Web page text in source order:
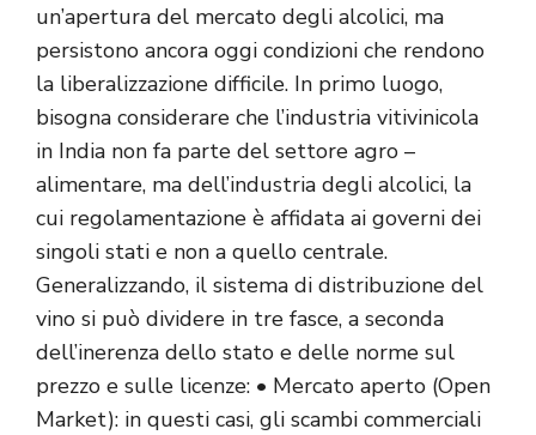
un’apertura del mercato degli alcolici, ma
persistono ancora oggi condizioni che rendono
la liberalizzazione difficile. In primo luogo,
bisogna considerare che l’industria vitivinicola
in India non fa parte del settore agro –
alimentare, ma dell’industria degli alcolici, la
cui regolamentazione è affidata ai governi dei
singoli stati e non a quello centrale.
Generalizzando, il sistema di distribuzione del
vino si può dividere in tre fasce, a seconda
dell’inerenza dello stato e delle norme sul
prezzo e sulle licenze: • Mercato aperto (Open
Market): in questi casi, gli scambi commerciali